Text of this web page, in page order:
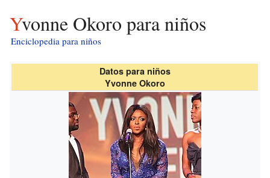
Yvonne Okoro para niños
Enciclopedia para niños
Datos para niños
Yvonne Okoro